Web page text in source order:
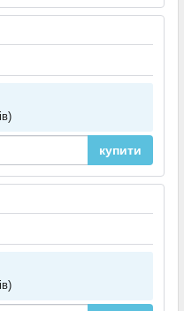
купити